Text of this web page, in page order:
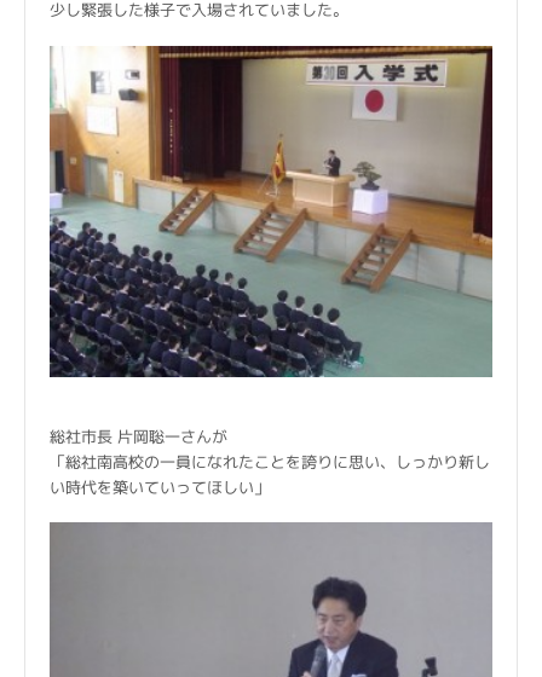
少し緊張した様子で入場されていました。
総社市長 片岡聡一さんが
「総社南高校の一員になれたことを誇りに思い、しっかり新し
い時代を築いていってほしい」